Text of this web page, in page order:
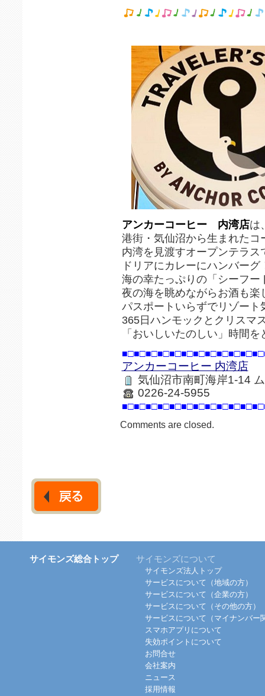
アンカーコーヒー 内湾店は
港街・気仙沼から生まれたコ
内湾を見渡すオープンテラス
ドリアにカレーにハンバーグ
海の幸たっぷりの「シーフー
夜の海を眺めながらお酒も楽
パスポートいらずでリゾート
365日ハンモックとクリスマ
「おいしいたのしい」時間を
アンカーコーヒー 内湾店
気仙沼市南町海岸1-14
0226-24-5955
Comments are closed.
サイモンズ総合トップ サイモンズについて
サイモンズ法人トップ
サービスについて（地域の方）
サービスについて（企業の方）
サービスについて（その他の方）
サービスについて（マイナンバー
スマホアプリについて
失効ポイントについて
お問合せ
会社案内
ニュース
採用情報